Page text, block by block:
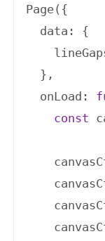
Page({
data : {
  },
onLoad :
const